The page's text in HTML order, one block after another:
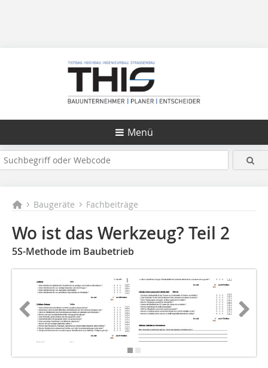
Menü
Baugeräte Fachbeiträge
Wo ist das Werkzeug? Teil 2
5S-Methode im Baubetrieb